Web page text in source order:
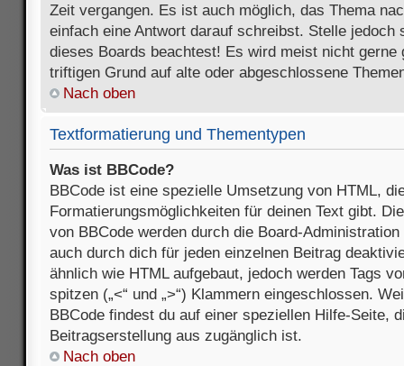
Zeit vergangen. Es ist auch möglich, das Thema
einfach eine Antwort darauf schreibst. Stelle jedoch
dieses Boards beachtest! Es wird meist nicht gerne
triftigen Grund auf alte oder abgeschlossene
Nach oben
Textformatierung und Thementypen
Was ist BBCode?
BBCode ist eine spezielle Umsetzung von HTML,
Formatierungsmöglichkeiten für deinen Text gibt.
von BBCode werden durch die Board-
auch durch dich für jeden einzelnen Beitrag
ähnlich wie HTML aufgebaut, jedoch werden Tags
spitzen („<“ und „>“) Klammern eingeschlossen.
BBCode findest du auf einer speziellen Hilfe-Seite,
Beitragserstellung aus zugänglich ist.
Nach oben